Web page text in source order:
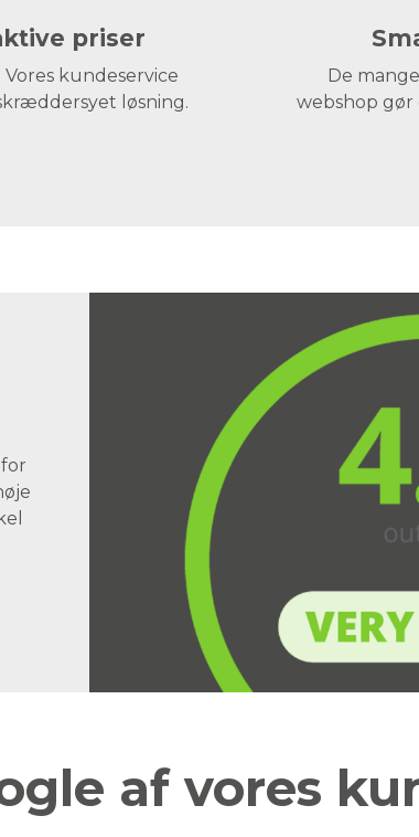
priser
kundeservice
løsning.
De
webshop
af vores